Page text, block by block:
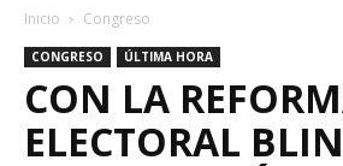
Inicio Congreso
CONGRESO ÚLTIMA HORA
CON LA
ELECTORAL